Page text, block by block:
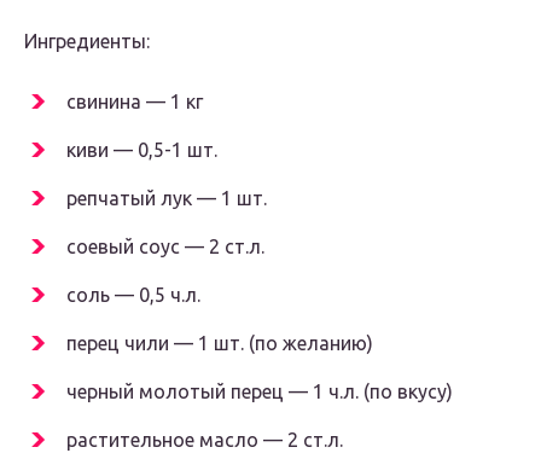
Ингредиенты:
свинина — 1 кг
киви — 0,5-1 шт.
репчатый лук — 1 шт.
соевый соус — 2 ст.л.
соль — 0,5 ч.л.
перец чили — 1 шт. (по желанию)
черный молотый перец — 1 ч.л. (по вкусу)
растительное масло — 2 ст.л.